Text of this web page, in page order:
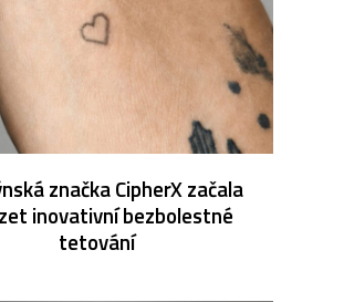
značka CipherX začala
inovativní bezbolestné
tetování